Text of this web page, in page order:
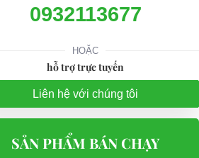
0932113677
HOẶC
hỗ trợ trực tuyến
Liên hệ với chúng tôi
SẢN PHẨM BÁN CHẠY